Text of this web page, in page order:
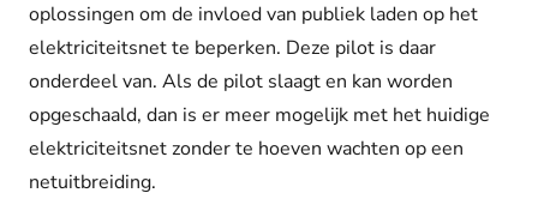
oplossingen om de invloed van publiek laden op het
elektriciteitsnet te beperken. Deze pilot is daar
onderdeel van. Als de pilot slaagt en kan worden
opgeschaald, dan is er meer mogelijk met het huidige
elektriciteitsnet zonder te hoeven wachten op een
netuitbreiding.